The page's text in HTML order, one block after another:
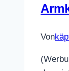
Von